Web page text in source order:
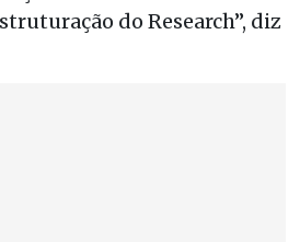
do Research”, diz